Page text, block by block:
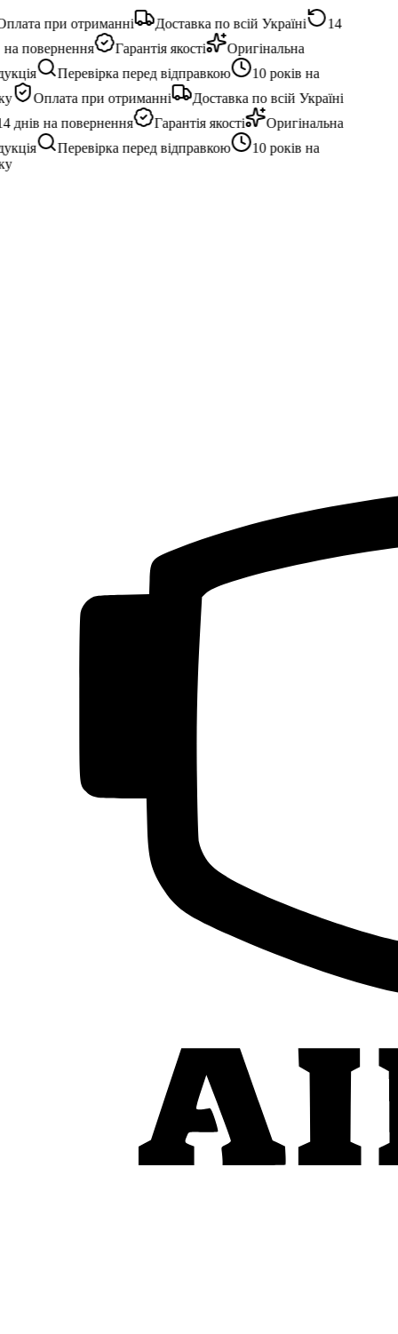
при отриманні Доставка по всій Україні
14
повернення
Гарантія якості
Оригінальна
Перевірка перед відправкою
10 років на
Оплата при отриманні
Доставка по всій Україні
днів на повернення
Гарантія якості
Оригінальна
Перевірка перед відправкою
10 років на